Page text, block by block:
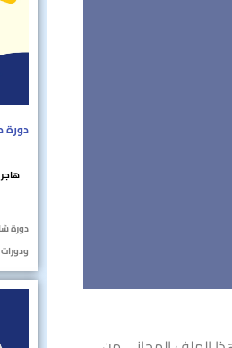
دورة
دورة